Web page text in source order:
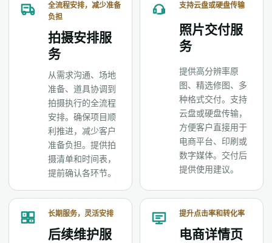
全流程安排，减少准备
负担
拍摄安排服
务
从需求沟通、场地
准备、道具协调到
拍摄执行的全流程
安排。确保项目顺
利推进，减少客户
准备负担。提供拍
摄清单和时间表，
提前确认各环节。
支持云盘或硬盘传输
照片交付服
务
提供高分辨率原
图、精选修图、多
种格式交付。支持
云盘或硬盘传输，
方便客户直接用于
电商平台、印刷或
数字媒体。交付后
提供使用建议。
长期服务，灵活安排
后续维护服
提升点击率和转化率
电商详情页